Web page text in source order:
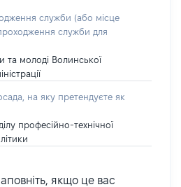
служби (або місце
служби для
та молоді Волинської
на яку претендуєте як
професійно-технічної
якщо це вас